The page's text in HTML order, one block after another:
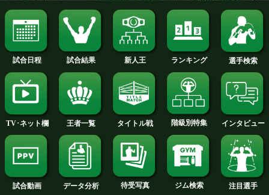
TALE OF THE TAPE
前田 稔輝 選手名鑑へ
高 優一郎 選手名鑑へ
フェザー級+PLUS